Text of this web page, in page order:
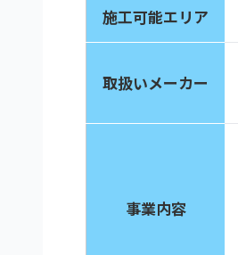
施工可能エリア
取扱いメーカー
事業内容